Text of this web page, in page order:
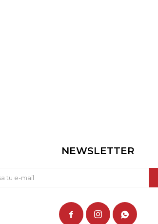
NEWSLETTER
  